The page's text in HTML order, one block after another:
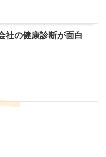
社の健康診断が面白